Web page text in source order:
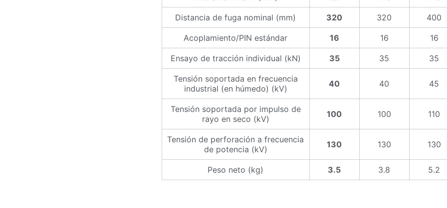
Distancia de fuga nominal (mm) 320 320 400
Acoplamiento/PIN estándar 16 16 16
Ensayo de tracción individual (kN) 35 35 35
Tensión soportada en frecuencia
industrial (en húmedo) (kV)
40 40 45
Tensión soportada por impulso de
rayo en seco (kV)
100 100 110
Tensión de perforación a frecuencia
de potencia (kV)
130 130 130
Peso neto (kg) 3.5 3.8 5.2